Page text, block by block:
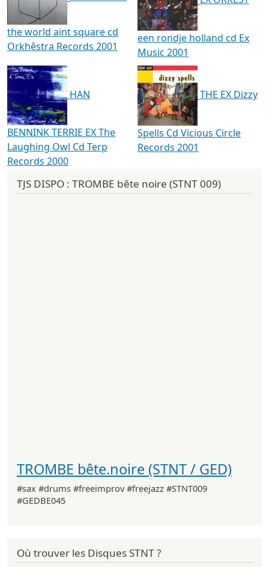
the world aint square cd
Orkhêstra Records 2001
een rondje holland cd Ex
Music 2001
HAN
BENNINK TERRIE EX The
Laughing Owl Cd Terp
Records 2000
THE EX Dizzy
Spells Cd Vicious Circle
Records 2001
TJS DISPO : TROMBE bête noire (STNT 009)
TROMBE bête.noire (STNT / GED)
#sax #drums #freeimprov #freejazz #STNT009
#GEDBE045
Où trouver les Disques STNT ?